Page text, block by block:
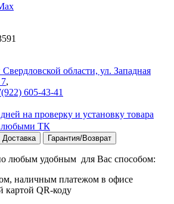
Свердловской области, ул. Западная
,
605-43-41
на проверку и установку товара
любыми ТК
Доставка Гарантия/Возврат
любым удобным для Вас способом:
наличным платежом в офисе
картой QR-коду